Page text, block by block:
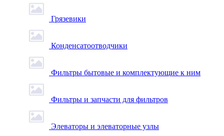
Грязевики
Конденсатоотводчики
Фильтры бытовые и комплектующие к ним
Фильтры и запчасти для фильтров
Элеваторы и элеваторные узлы